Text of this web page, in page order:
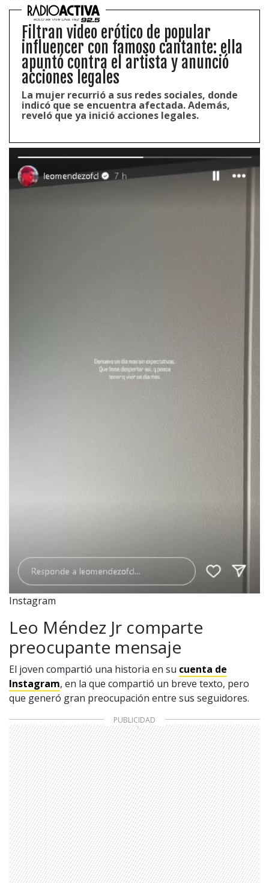
Filtran video erótico de popular
influencer con famoso cantante: ella
apuntó contra el artista y anunció
acciones legales
La mujer recurrió a sus redes sociales, donde
indicó que se encuentra afectada. Además,
reveló que ya inició acciones legales.
Instagram
Leo Méndez Jr comparte
preocupante mensaje
El joven compartió una historia en su cuenta de
Instagram, en la que compartió un breve texto, pero
que generó gran preocupación entre sus seguidores.